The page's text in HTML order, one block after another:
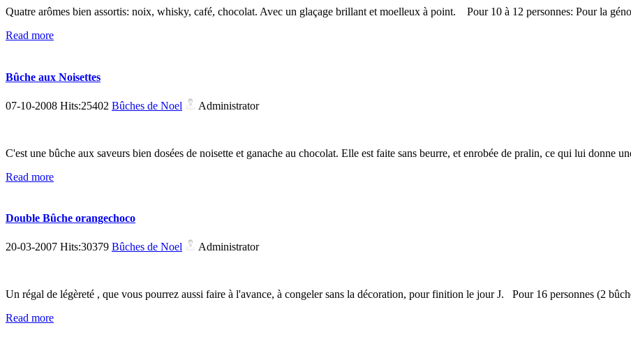
Quatre arômes bien assortis: noix, whisky, café, chocolat. Avec un glaçage brillant et moelleux à point. Pour 10 à 12 personnes: Pour la
Read more
Bûche aux Noisettes
07-10-2008 Hits:25402 Bûches de Noel Administrator
C'est une bûche aux saveurs bien dosées de noisette et ganache au chocolat. Elle est faite sans beurre, et enrobée de pralin, ce qui lui donne
Read more
Double Bûche orangechoco
20-03-2007 Hits:30379 Bûches de Noel Administrator
Un régal de légèreté , que vous pourrez aussi faire à l'avance, à congeler sans la décoration, pour finition le jour J. Pour 16 personnes (2
Read more